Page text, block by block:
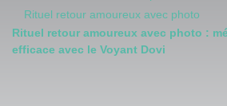
Rituel retour amoureux avec photo
Rituel retour amoureux avec photo :
efficace avec le Voyant Dovi